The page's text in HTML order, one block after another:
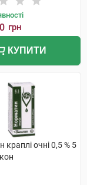
грн
КУПИТИ
краплі очні 0,5 % 5